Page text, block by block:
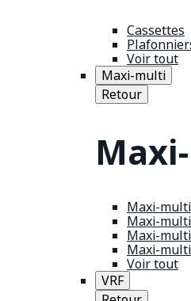
Cassettes
Voir tout
Maxi-multi
Retour
Maxi-
Maxi-
Maxi-
Maxi-
Voir tout
VRF